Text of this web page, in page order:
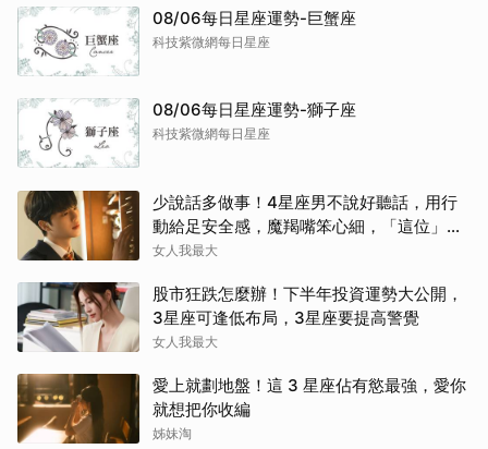
08/06每日星座運勢-巨蟹座
科技紫微網每日星座
08/06每日星座運勢-獅子座
科技紫微網每日星座
少說話多做事！4星座男不說好聽話，用行
動給足安全感，魔羯嘴笨心細，「這位」從
不畫餅最深情～
女人我最大
股市狂跌怎麼辦！下半年投資運勢大公開，
3星座可逢低布局，3星座要提高警覺
女人我最大
愛上就劃地盤！這 3 星座佔有慾最強，愛你
就想把你收編
姊妹淘